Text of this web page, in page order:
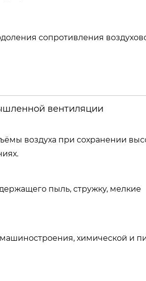
сопротивления
вентиляции
воздуха при сохранении
пыль, стружку, мелкие
химической и